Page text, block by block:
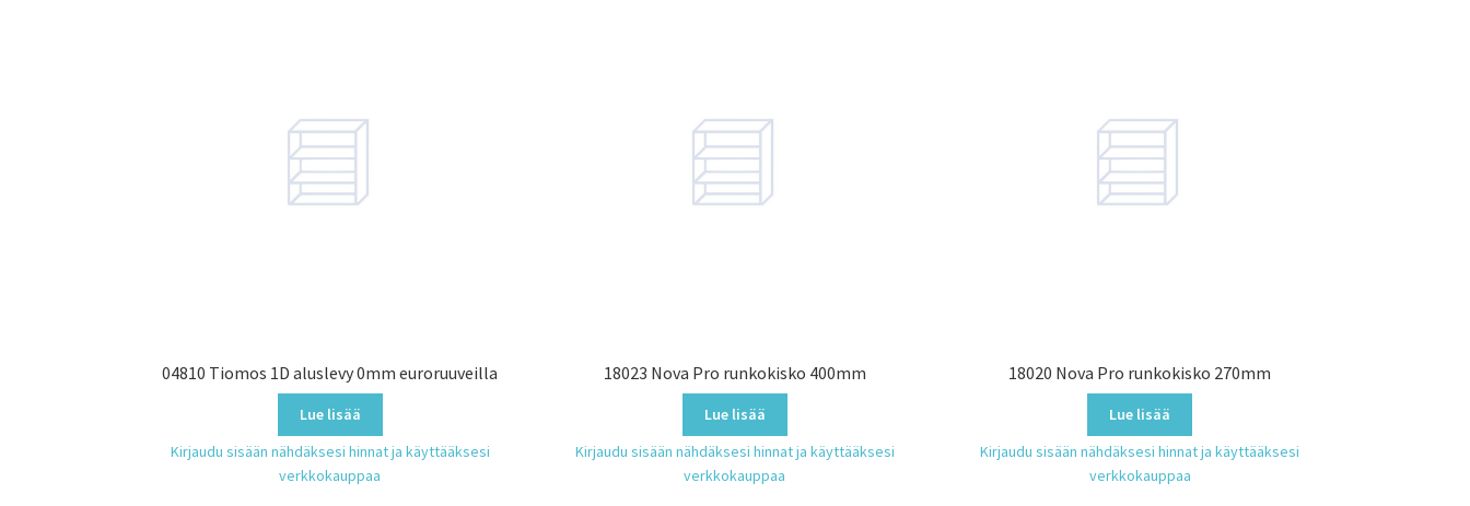
04810 Tiomos 1D aluslevy 0mm euroruuveilla
Lue lisää
Kirjaudu sisään nähdäksesi hinnat ja käyttääksesi
verkkokauppaa
18023 Nova Pro runkokisko 400mm
Lue lisää
Kirjaudu sisään nähdäksesi hinnat ja käyttääksesi
verkkokauppaa
18020 Nova Pro runkokisko 270mm
Lue lisää
Kirjaudu sisään nähdäksesi hinnat ja käyttääksesi
verkkokauppaa